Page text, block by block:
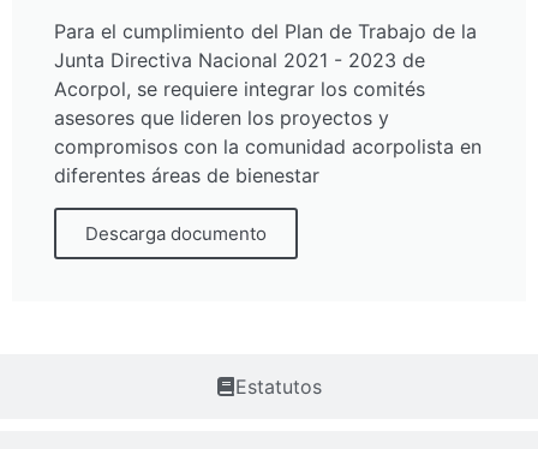
Estatutos
Para el cumplimiento del Plan de Trabajo de la
Junta Directiva Nacional 2021 - 2023 de
Acorpol, se requiere integrar los comités
asesores que lideren los proyectos y
compromisos con la comunidad acorpolista en
diferentes áreas de bienestar
Descarga documento